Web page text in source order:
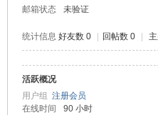
邮箱状态
未验证
统计信息 好友数 0 回帖数 0
活跃概况
用户组 注册会员
在线时间
90 小时